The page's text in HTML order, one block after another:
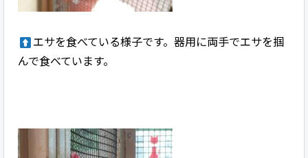
エサを食べている様子です。器用に両手でエサを掴
んで食べています。